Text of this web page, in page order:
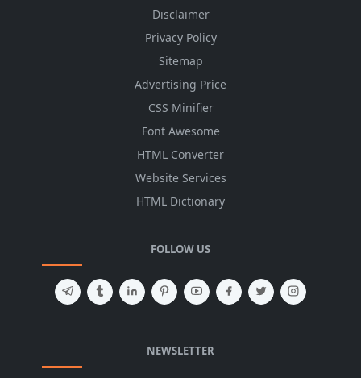
Disclaimer
Privacy Policy
Sitemap
Advertising Price
CSS Minifier
Font Awesome
HTML Converter
Website Services
HTML Dictionary
FOLLOW US
NEWSLETTER